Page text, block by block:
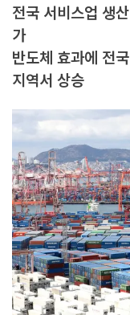
전국 서비스업 생
가
반도체 효과에 전
지역서 상승